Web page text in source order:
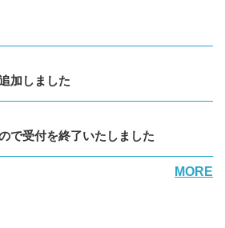
加しました
で受付を終了いたしました
MORE